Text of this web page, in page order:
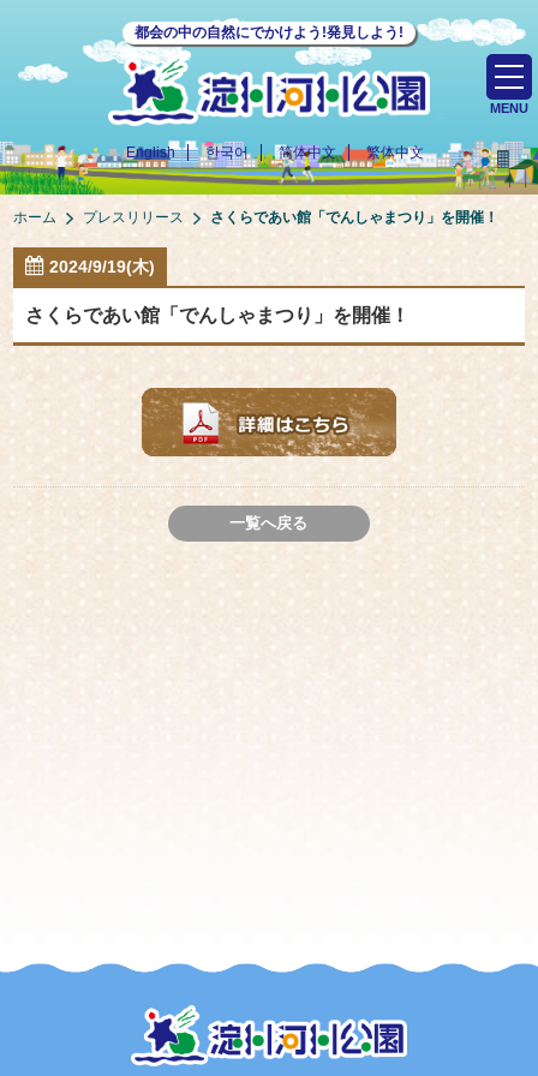
都会の中の自然にでかけよう!発見しよう!
English 한국어 简体中文 繁体中文
MENU
ホーム プレスリリース さくらであい館「でんしゃまつり」を開催！
2024/9/19(木)
さくらであい館「でんしゃまつり」を開催！
一覧へ戻る